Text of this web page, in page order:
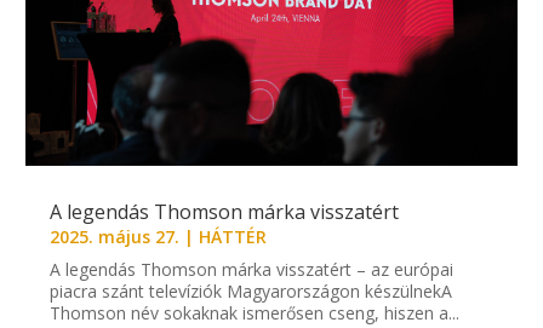
A legendás Thomson márka visszatért
2025. május 27. | HÁTTÉR
A legendás Thomson márka visszatért – az európai
piacra szánt televíziók Magyarországon készülnekA
Thomson név sokaknak ismerősen cseng, hiszen a...